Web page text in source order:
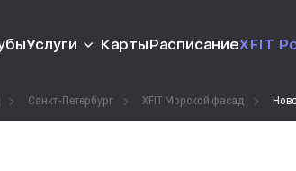
Услуги КартыРасписаниеXFIT
Санкт-Петербург XFIT Морской фасад